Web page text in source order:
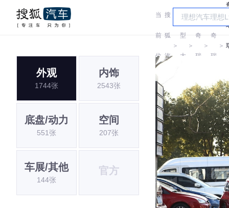
当
前
位
置:
搜
狐
汽
＞
车
型
大
＞
奇
瑞
＞
奇
瑞
＞
7
外观
1744张
内饰
2543张
底盘/动力
551张
空间
207张
车展/其他
144张
官方